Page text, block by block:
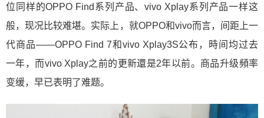
位同样的OPPO Find系列产品、vivo Xplay系列产品一样这
般，现况比较难堪。实际上，就OPPO和vivo而言，间距上一
代商品——OPPO Find 7和vivo Xplay3S公布，時间均过去
一年，而vivo Xplay之前的更新還是2年以前。商品升级頻率
变缓，早已表明了难题。